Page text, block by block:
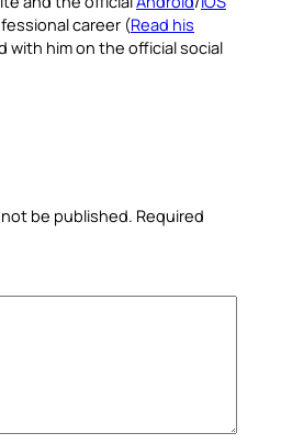
career (Read his
with him on the official social
not be published. Required